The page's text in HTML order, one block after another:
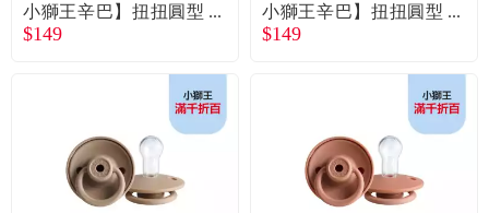
小獅王辛巴】扭扭圓型
安撫奶嘴（全齡）-酪梨
$149
小獅王辛巴】扭扭圓型
安撫奶嘴（全齡）-蜂蜜
$149